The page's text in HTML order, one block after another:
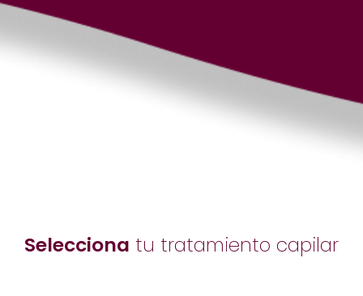
Selecciona tu tratamiento capilar